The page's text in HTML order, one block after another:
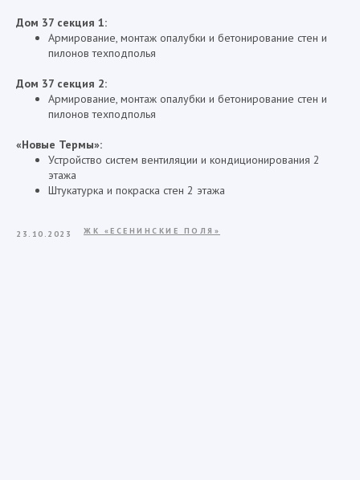
Дом 37 секция 1:
Армирование, монтаж опалубки и бетонирование стен и
пилонов техподполья
Дом 37 секция 2:
Армирование, монтаж опалубки и бетонирование стен и
пилонов техподполья
«Новые Термы»:
Устройство систем вентиляции и кондиционирования 2
этажа
Штукатурка и покраска стен 2 этажа
23.10.2023 ЖК «ЕСЕНИНСКИЕ ПОЛЯ»